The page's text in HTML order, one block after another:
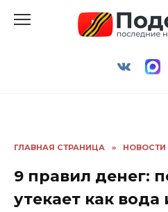
ГЛАВНАЯ СТРАНИЦА » НОВОСТИ
9 правил денег:
утекает как вода